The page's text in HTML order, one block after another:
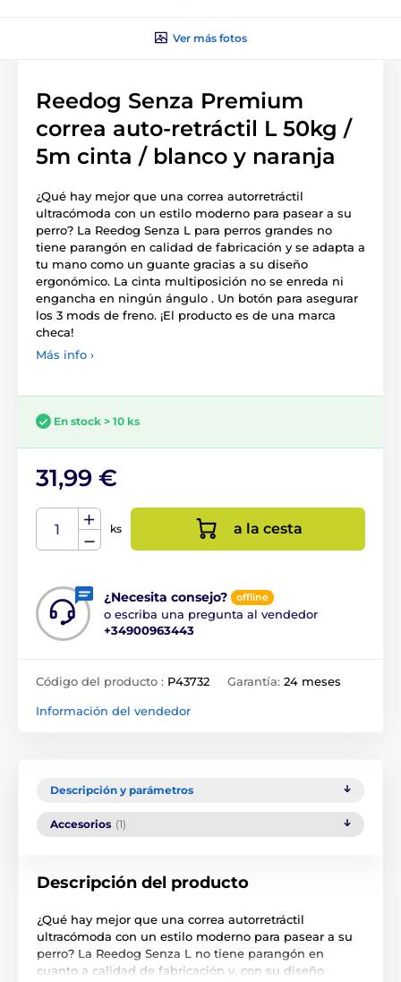
Ver más fotos
Reedog Senza Premium
correa auto-retráctil L 50kg /
5m cinta / blanco y naranja
¿Qué hay mejor que una correa autorretráctil
ultracómoda con un estilo moderno para pasear a su
perro? La Reedog Senza L para perros grandes no
tiene parangón en calidad de fabricación y se adapta a
tu mano como un guante gracias a su diseño
ergonómico. La cinta multiposición no se enreda ni
engancha en ningún ángulo . Un botón para asegurar
los 3 mods de freno. ¡El producto es de una marca
checa!
Más info ›
En stock > 10 ks
31,99 €
ks a la cesta
¿Necesita consejo? offline
o escriba una pregunta al vendedor
+34900963443
Código del producto : P43732 Garantía: 24 meses
Información del vendedor
Descripción y parámetros
Accesorios (1)
Descripción del producto
¿Qué hay mejor que una correa autorretráctil
ultracómoda con un estilo moderno para pasear a su
perro? La Reedog Senza L no tiene parangón en
cuanto a calidad de fabricación y, con su diseño